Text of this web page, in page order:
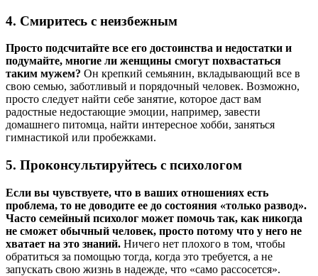
4. Смиритесь с неизбежным
Просто подсчитайте все его достоинства и недостатки и
подумайте, многие ли женщины смогут похвастаться
таким мужем? Он крепкий семьянин, вкладывающий все в
свою семью, заботливый и порядочный человек. Возможно,
просто следует найти себе занятие, которое даст вам
радостные недостающие эмоции, например, завести
домашнего питомца, найти интересное хобби, заняться
гимнастикой или пробежками.
5. Проконсультируйтесь с психологом
Если вы чувствуете, что в ваших отношениях есть
проблема, то не доводите ее до состояния «только развод».
Часто семейный психолог может помочь так, как никогда
не сможет обычный человек, просто потому что у него не
хватает на это знаний. Ничего нет плохого в том, чтобы
обратиться за помощью тогда, когда это требуется, а не
запускать свою жизнь в надежде, что «само рассосется».